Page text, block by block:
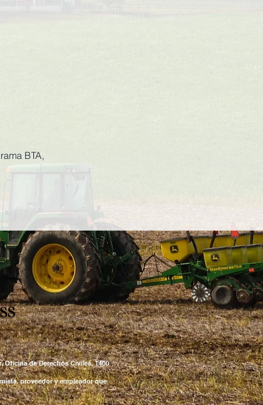
BTA,
de Derechos Civiles, 1400
proveedor y empleador que